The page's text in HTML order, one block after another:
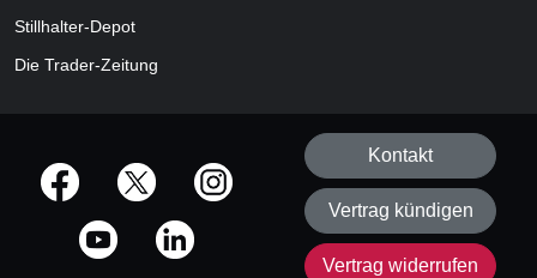
Stillhalter-Depot
Die Trader-Zeitung
offizielle Social Media-Accounts
Kontakt
Vertrag kündigen
Vertrag widerrufen